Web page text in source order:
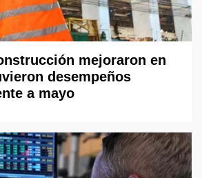
mejoraron en
desempeños
a mayo